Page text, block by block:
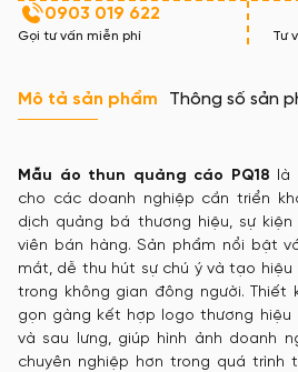
0903 019 622
Gọi tư vấn miễn phí Tư
Mô tả sản phẩm Thông số sản
Mẫu áo thun quảng cáo PQ18 là
cho các doanh nghiệp cần triển
dịch quảng bá thương hiệu, sự
viên bán hàng. Sản phẩm nổi bật
mắt, dễ thu hút sự chú ý và tạo hiệu
trong không gian đông người.
gọn gàng kết hợp logo thương hiệu
và sau lưng, giúp hình ảnh doanh
chuyên nghiệp hơn trong quá trình